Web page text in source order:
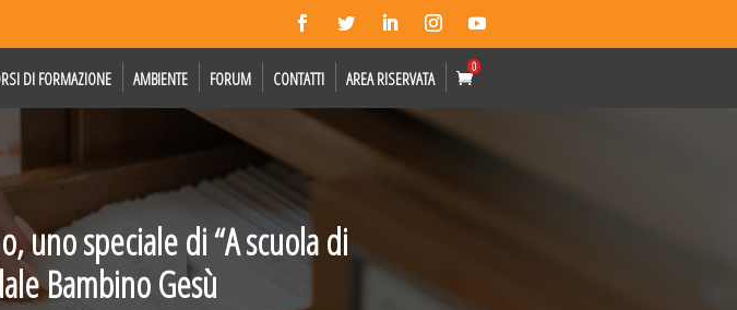
DI FORMAZIONE AMBIENTE FORUM CONTATTI AREA RISERVATA
0
uno speciale di “A scuola di
Bambino Gesù